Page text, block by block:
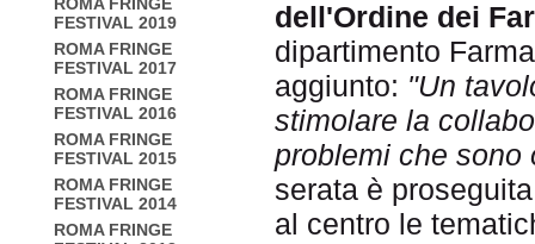
FESTIVAL 2019
ROMA FRINGE
FESTIVAL 2017
ROMA FRINGE
FESTIVAL 2016
ROMA FRINGE
FESTIVAL 2015
ROMA FRINGE
FESTIVAL 2014
ROMA FRINGE
dell'Ordine dei
dipartimento
aggiunto: "Un
stimolare la
problemi che sono
serata è
al centro le